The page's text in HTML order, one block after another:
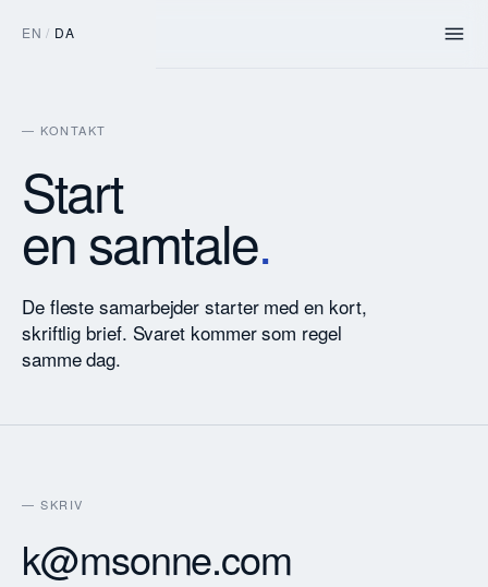
EN / DA
— KONTAKT
Start
en samtale.
De fleste samarbejder starter med en kort,
skriftlig brief. Svaret kommer som regel
samme dag.
— SKRIV
k@msonne.com